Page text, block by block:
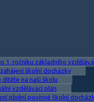
1. ročníku základního
školní docházky
na naši školu
vzdělávací plán
plnění povinné školní